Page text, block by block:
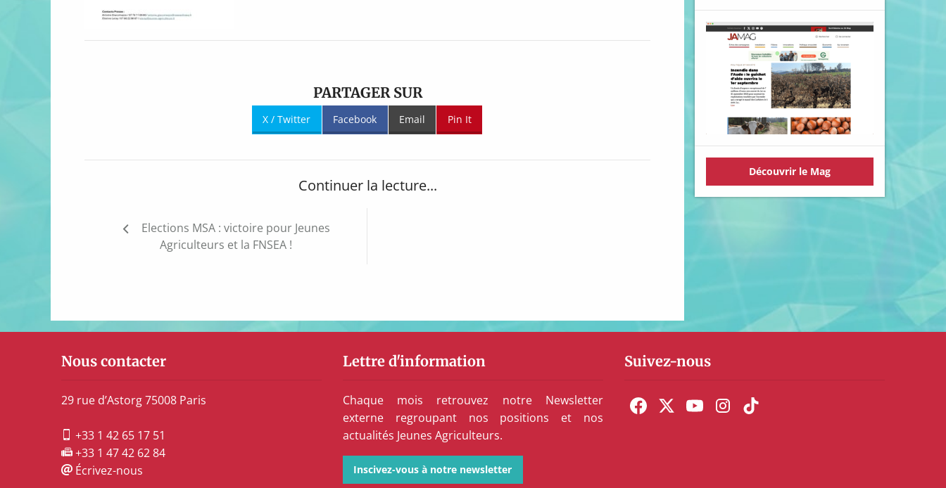
PARTAGER SUR
X / Twitter Facebook Email Pin It
Continuer la lecture...
NavigationElections MSA : victoire pour Jeunes
Agriculteurs et la FNSEA !
Découvrir le Mag
Nous contacter
29 rue d’Astorg 75008 Paris
+33 1 42 65 17 51
+33 1 47 42 62 84
Écrivez-nous
Lettre d'information
Chaque mois retrouvez notre Newsletter
externe regroupant nos positions et nos
actualités Jeunes Agriculteurs.
Inscivez-vous à notre newsletter
Suivez-nous